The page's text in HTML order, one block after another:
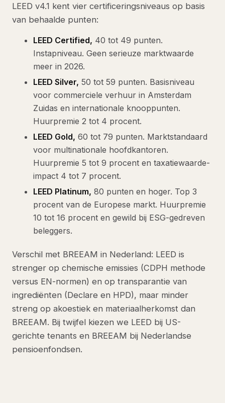
LEED v4.1 kent vier certificeringsniveaus op basis
van behaalde punten:
LEED Certified, 40 tot 49 punten.
Instapniveau. Geen serieuze marktwaarde
meer in 2026.
LEED Silver, 50 tot 59 punten. Basisniveau
voor commerciele verhuur in Amsterdam
Zuidas en internationale knooppunten.
Huurpremie 2 tot 4 procent.
LEED Gold, 60 tot 79 punten. Marktstandaard
voor multinationale hoofdkantoren.
Huurpremie 5 tot 9 procent en taxatiewaarde-
impact 4 tot 7 procent.
LEED Platinum, 80 punten en hoger. Top 3
procent van de Europese markt. Huurpremie
10 tot 16 procent en gewild bij ESG-gedreven
beleggers.
Verschil met BREEAM in Nederland: LEED is
strenger op chemische emissies (CDPH methode
versus EN-normen) en op transparantie van
ingrediënten (Declare en HPD), maar minder
streng op akoestiek en materiaalherkomst dan
BREEAM. Bij twijfel kiezen we LEED bij US-
gerichte tenants en BREEAM bij Nederlandse
pensioenfondsen.